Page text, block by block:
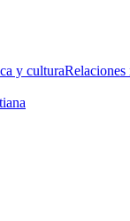
y culturaRelaciones